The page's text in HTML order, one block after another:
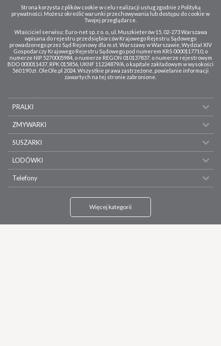
Strona korzysta z plików cookie w celu realizacji usług zgodnie z Polityką
prywatności. Możesz określić warunki przechowywania lub dostępu do cookie w
Twojej przeglądarce.
Właściciel serwisu: Euro-net sp. z o. o., ul. Muszkieterów 15, 02-273 Warszawa
wpisana do rejestru przedsiębiorców Krajowego Rejestru Sądowego
prowadzonego przez Sąd Rejonowy dla m.st. Warszawy w Warszawie, Wydział XIV
Gospodarczy Krajowego Rejestru Sądowego pod numerem KRS 0000117710, o
numerze NIP 5270005984, o numerze REGON 010137837, o numerze rejestrowym
BDO 000011437, RPK 015856, UKNF 11224879/A, o kapitale zakładowym w wysokości
560 190 zł. OleOle.pl 2024. Wszystkie prawa zastrzeżone, powielanie informacji
zawartych na tej stronie zabronione.
PRALKI
ZMYWARKI
SUSZARKI
LODÓWKI
Telefony
Więcej kategorii